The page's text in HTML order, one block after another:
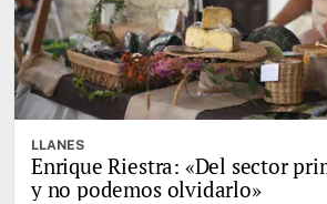
LLANES
Enrique Riestra: «Del sector
y no podemos olvidarlo»